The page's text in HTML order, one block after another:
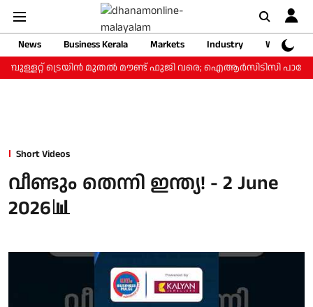
News Business Kerala Markets Industry
Web
ബുള്ളറ്റ് ട്രെയിന്‍ മുതല്‍ മൗണ്ട് ഫുജി വരെ; ഐആര്‍സിടിസി
Short Videos
വീണ്ടും തെന്നി ഇന്ത്യ! - 2 June
2026📊